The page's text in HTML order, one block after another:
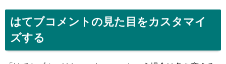
はてブコメントの見た目をカスタマイ
ズする